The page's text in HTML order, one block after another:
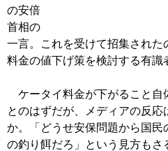
の安倍
首相の
一言。これを受けて招集された
料金の値下げ策を検討する有識
ケータイ料金が下がること自
とのはずだが、メディアの反応
か。「どうせ安保問題から国民
の釣り餌だろ」という見方もさ